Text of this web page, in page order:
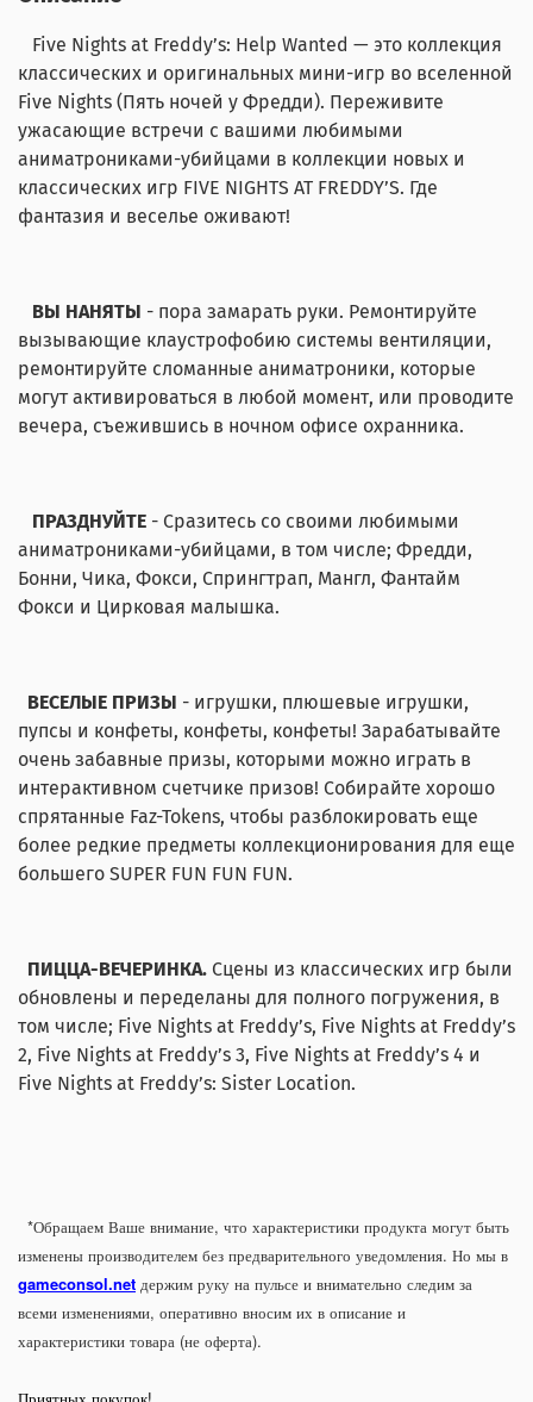
Five Nights at Freddy’s: Help Wanted — это коллекция
классических и оригинальных мини-игр во вселенной
Five Nights (Пять ночей у Фредди). Переживите
ужасающие встречи с вашими любимыми
аниматрониками-убийцами в коллекции новых и
классических игр FIVE NIGHTS AT FREDDY’S. Где
фантазия и веселье оживают!
ВЫ НАНЯТЫ - пора замарать руки. Ремонтируйте
вызывающие клаустрофобию системы вентиляции,
ремонтируйте сломанные аниматроники, которые
могут активироваться в любой момент, или проводите
вечера, съежившись в ночном офисе охранника.
ПРАЗДНУЙТЕ - Сразитесь со своими любимыми
аниматрониками-убийцами, в том числе; Фредди,
Бонни, Чика, Фокси, Спрингтрап, Мангл, Фантайм
Фокси и Цирковая малышка.
ВЕСЕЛЫЕ ПРИЗЫ - игрушки, плюшевые игрушки,
пупсы и конфеты, конфеты, конфеты! Зарабатывайте
очень забавные призы, которыми можно играть в
интерактивном счетчике призов! Собирайте хорошо
спрятанные Faz-Tokens, чтобы разблокировать еще
более редкие предметы коллекционирования для еще
большего SUPER FUN FUN FUN.
ПИЦЦА-ВЕЧЕРИНКА. Сцены из классических игр были
обновлены и переделаны для полного погружения, в
том числе; Five Nights at Freddy’s, Five Nights at Freddy’s
2, Five Nights at Freddy’s 3, Five Nights at Freddy’s 4 и
Five Nights at Freddy’s: Sister Location.
*Обращаем Ваше внимание, что характеристики продукта могут быть
изменены производителем без предварительного уведомления. Но мы в
gameconsol.net держим руку на пульсе и внимательно следим за
всеми изменениями, оперативно вносим их в описание и
характеристики товара (не оферта).